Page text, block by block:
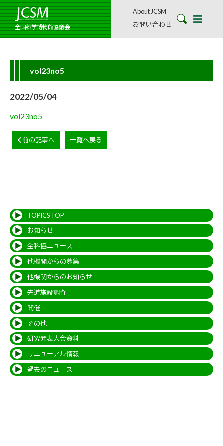
全国科学博物館協議会
About JCSM
お問い合わせ
vol23no5
2022/05/04
vol23no5
前の記事へ 一覧へ戻る
TOPICS TOP
お知らせ
全科協ニュース
他機関からの募集
他機関からのお知らせ
先進施設調査
開催
その他
研究発表大会資料
リニューアル情報
過去のニュース